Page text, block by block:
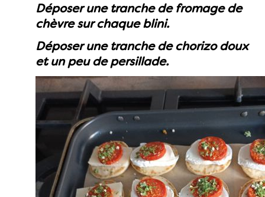
Déposer une tranche de fromage de
chèvre sur chaque blini.
Déposer une tranche de chorizo doux
et un peu de persillade.